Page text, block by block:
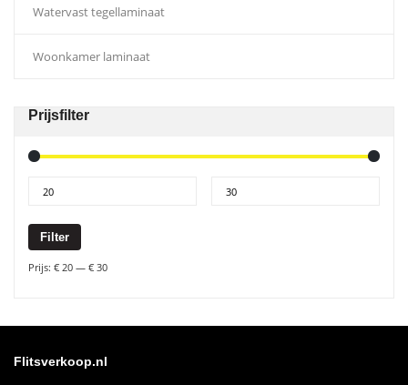
Watervast tegellaminaat
Woonkamer laminaat
Prijsfilter
Filter
Prijs: € 20 — € 30
Flitsverkoop.nl